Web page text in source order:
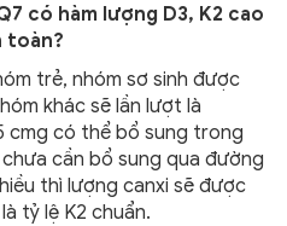
có hàm lượng D3, K2 cao
toàn?
trẻ, nhóm sơ sinh được
khác sẽ lần lượt là
cmg có thể bổ sung trong
cần bổ sung qua đường
thì lượng canxi sẽ được
tỷ lệ K2 chuẩn.